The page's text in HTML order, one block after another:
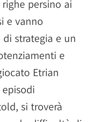
persino ai
e vanno
strategia e un
e
Etrian
si troverà